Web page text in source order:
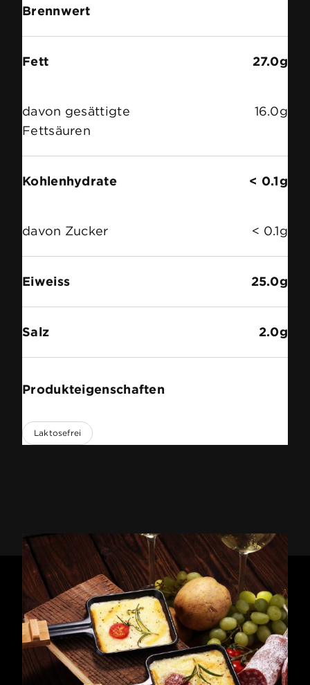
Brennwert
Fett 27.0g
davon gesättigte
Fettsäuren
16.0g
Kohlenhydrate < 0.1g
davon Zucker < 0.1g
Eiweiss 25.0g
Salz 2.0g
Produkteigenschaften
Laktosefrei